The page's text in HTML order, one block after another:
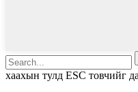
хаахын тулд ESC товчийг